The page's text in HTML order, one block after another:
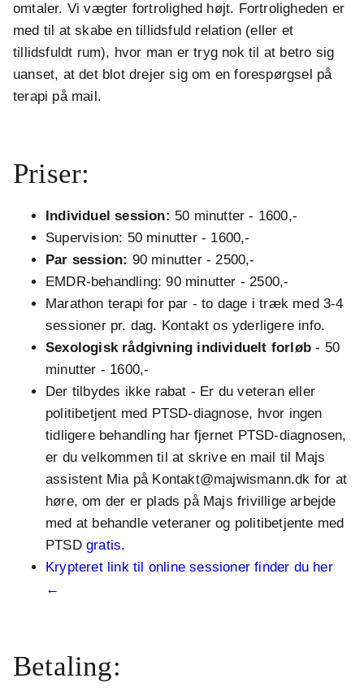
omtaler. Vi vægter fortrolighed højt. Fortroligheden er
med til at skabe en tillidsfuld relation (eller et
tillidsfuldt rum), hvor man er tryg nok til at betro sig
uanset, at det blot drejer sig om en forespørgsel på
terapi på mail.
Priser:
Individuel session: 50 minutter - 1600,-
Supervision: 50 minutter - 1600,-
Par session: 90 minutter - 2500,-
EMDR-behandling: 90 minutter - 2500,-
Marathon terapi for par - to dage i træk med 3-4
sessioner pr. dag. Kontakt os yderligere info.
Sexologisk rådgivning individuelt forløb - 50
minutter - 1600,-
Der tilbydes ikke rabat - Er du veteran eller
politibetjent med PTSD-diagnose, hvor ingen
tidligere behandling har fjernet PTSD-diagnosen,
er du velkommen til at skrive en mail til Majs
assistent Mia på Kontakt@majwismann.dk for at
høre, om der er plads på Majs frivillige arbejde
med at behandle veteraner og politibetjente med
PTSD gratis.
Krypteret link til online sessioner finder du her
←
Betaling: